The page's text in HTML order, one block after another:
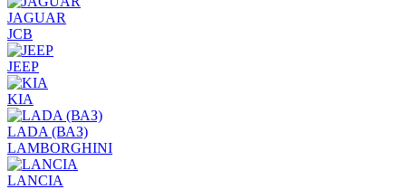
JAGUAR
JCB
JEEP
KIA
LADA (ВАЗ)
LAMBORGHINI
LANCIA